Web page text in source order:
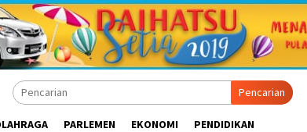
Pencarian
PARLEMEN EKONOMI PENDIDIKAN